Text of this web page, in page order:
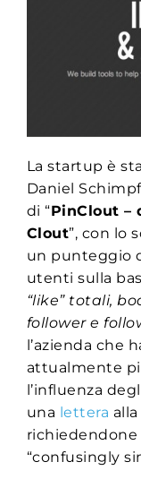
La startup è
Daniel
di “PinClout –
Clout”, con lo
un punteggio
utenti sulla
“like” totali,
follower e
l’azienda che
attualmente
l’influenza
una lettera
“confusingly